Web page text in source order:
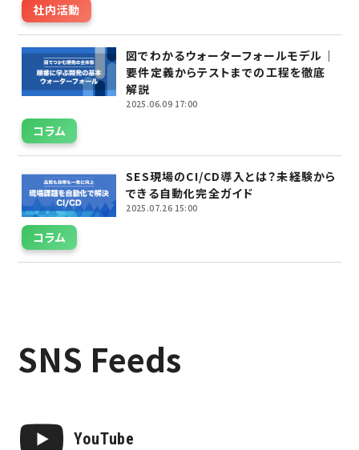
社内活動
図でわかるウォーターフォールモデル｜
要件定義からテストまでの工程を徹底
解説
2025.06.09 17:00
コラム
SES現場のCI/CD導入とは？未経験から
できる自動化完全ガイド
2025.07.26 15:00
コラム
SNS Feeds
YouTube